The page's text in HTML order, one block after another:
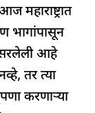
महाराष्ट्रात
भागांपासून
आहे
तर त्या
करणाऱ्या